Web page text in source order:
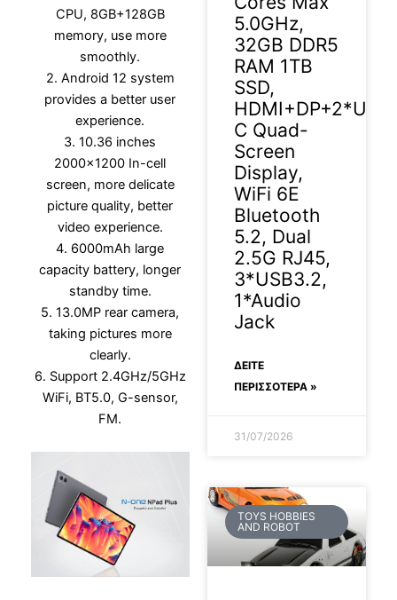
CPU, 8GB+128GB
memory, use more
smoothly.
2. Android 12 system
provides a better user
experience.
3. 10.36 inches
2000×1200 In-cell
screen, more delicate
picture quality, better
video experience.
4. 6000mAh large
capacity battery, longer
standby time.
5. 13.0MP rear camera,
taking pictures more
clearly.
6. Support 2.4GHz/5GHz
WiFi, BT5.0, G-sensor,
FM.
5.0GHz,
32GB DDR5
RAM 1TB
SSD,
C Quad-
Screen
Display,
WiFi 6E
Bluetooth
5.2, Dual
2.5G RJ45,
3*USB3.2,
1*Audio
Jack
ΔΕΊΤΕ
ΠΕΡΙΣΣΟΤΕΡΑ »
31/07/2026
TOYS HOBBIES
AND ROBOT